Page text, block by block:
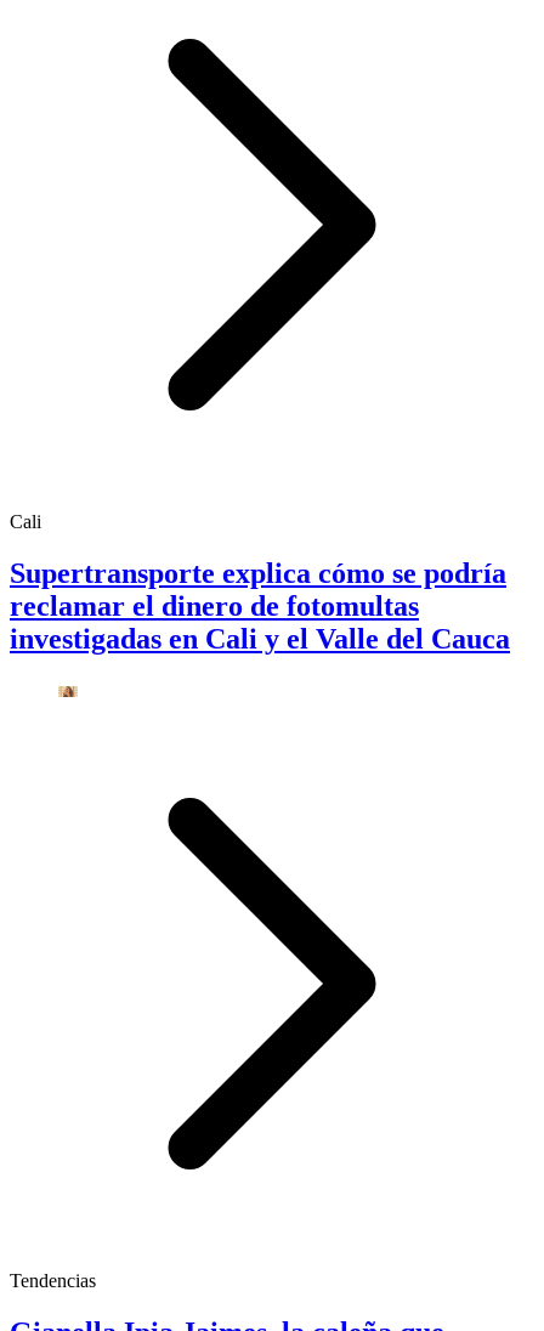
Cali
Supertransporte explica cómo se podría
reclamar el dinero de fotomultas
investigadas en Cali y el Valle del Cauca
Tendencias